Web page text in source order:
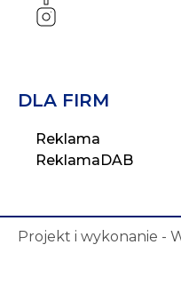
IG
DLA FIRM
Reklama
ReklamaDAB
Projekt i wykonanie -